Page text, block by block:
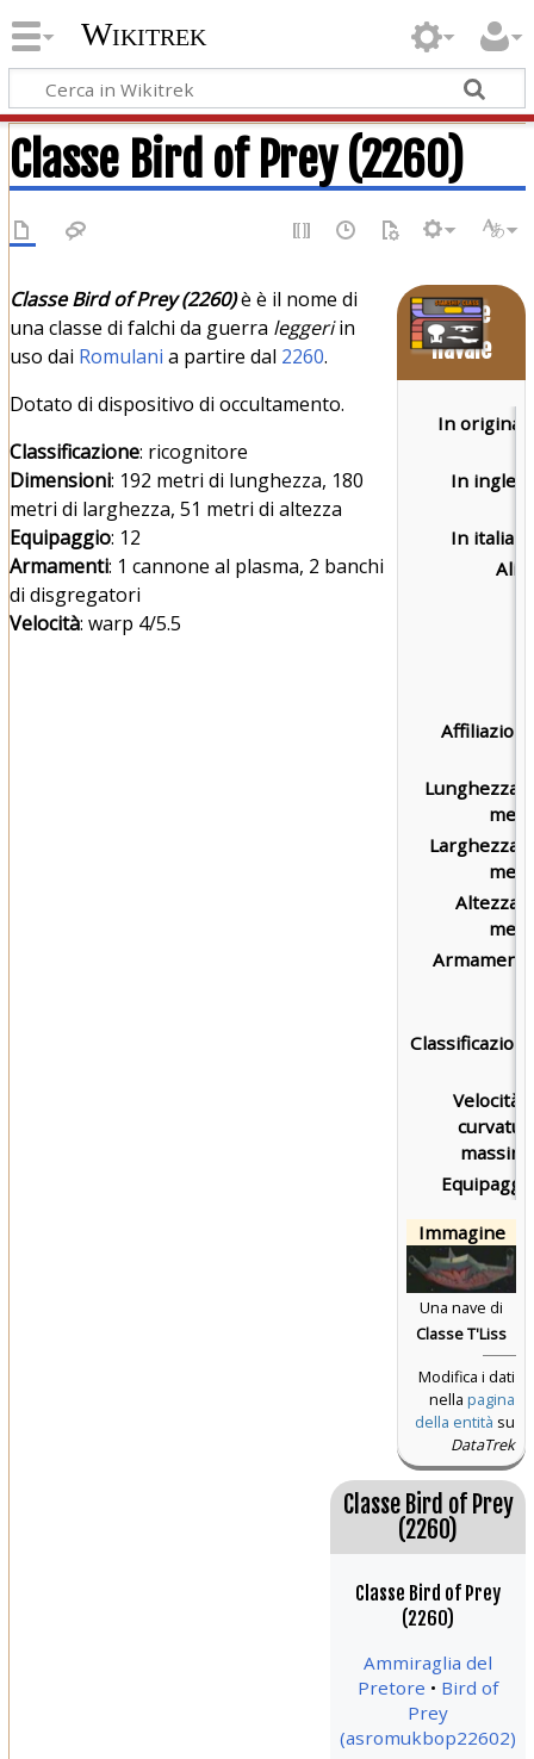
Wikitrek
Classe Bird of Prey (2260)
Classe
navale
In
In
In
Lunghezza
Larghezza
Altezza
Velocità
Immagine
Una nave di
Classe T'Liss
Modifica i dati
nella pagina
della entità su
DataTrek
Classe Bird of Prey
(2260)
Classe Bird of Prey
(2260)
Ammiraglia del
Pretore
Bird of
Prey
(asromukbop22602)
Classe Bird of Prey (2260)è è il nome di
una classe di falchi da guerra leggeriin
uso dai Romulani a partire dal 2260.
Dotato di dispositivo di occultamento.
Classificazione: ricognitore
Dimensioni: 192 metri di lunghezza, 180
metri di larghezza, 51 metri di altezza
Equipaggio: 12
Armamenti: 1 cannone al plasma, 2 banchi
di disgregatori
Velocità: warp 4/5.5